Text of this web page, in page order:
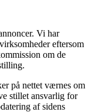
Vi har
eftersom
om de
på nettet værnes om
stillet ansvarlig for
af sidens